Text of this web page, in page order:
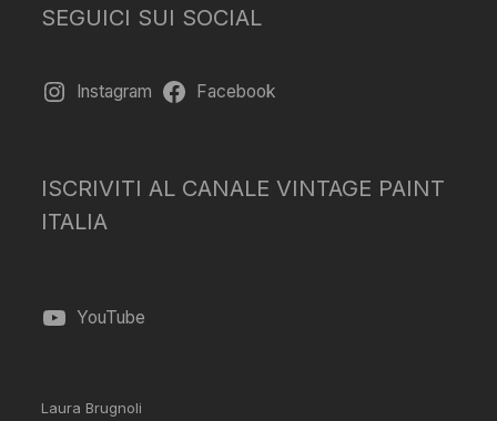
SEGUICI SUI SOCIAL
Instagram Facebook
ISCRIVITI AL CANALE VINTAGE PAINT
ITALIA
YouTube
Laura Brugnoli